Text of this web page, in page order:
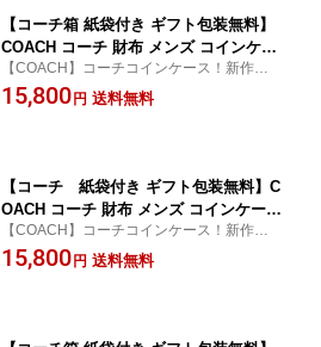
【コーチ箱 紙袋付き ギフト包装無料】
COACH コーチ 財布 メンズ コインケー
ス 小銭入れ シグネチャー コインケース
CW-360 QBMI5 チャコールグレー×ブラ
【COACH】コーチコインケース！新作人気
モデル【COACH コインケース/コーチ コイ
ンケース】
15,800 円 送料無料
【コーチ 紙袋付き ギフト包装無料】C
OACH コーチ 財布 メンズ コインケース
小銭入れ ぺブルレザー コインケース C
W-361 QBBHP ミッドナイトネイビー
【COACH】コーチコインケース！新作人気
モデル【COACH コインケース/コーチ コイ
ンケース】
15,800 円 送料無料